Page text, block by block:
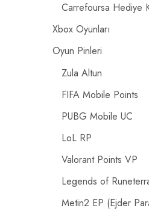
Carrefoursa Hediye
Xbox Oyunları
Oyun Pinleri
Zula Altun
FIFA Mobile Points
PUBG Mobile UC
LoL RP
Valorant Points VP
Legends of
Metin2 EP (Ejder